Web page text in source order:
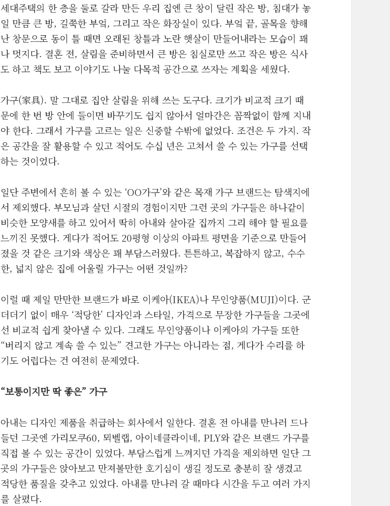
세대주택의 한 층을 둘로 갈라 만든 우리 집엔 큰 창이 달린 작은 방, 침대가 놓
일 만큼 큰 방, 길쭉한 부엌, 그리고 작은 화장실이 있다. 부엌 끝, 골목을 향해
난 창문으로 동이 틀 때면 오래된 창틀과 노란 햇살이 만들어내라는 모습이 꽤
나 멋지다. 결혼 전, 살림을 준비하면서 큰 방은 침실로만 쓰고 작은 방은 식사
도 하고 책도 보고 이야기도 나눌 다목적 공간으로 쓰자는 계획을 세웠다.
가구(家具). 말 그대로 집안 살림을 위해 쓰는 도구다. 크기가 비교적 크기 때
문에 한 번 방 안에 들이면 바꾸기도 쉽지 않아서 얼마간은 꼼짝없이 함께 지내
야 한다. 그래서 가구를 고르는 일은 신중할 수밖에 없었다. 조건은 두 가지. 작
은 공간을 잘 활용할 수 있고 적어도 수십 년은 고쳐서 쓸 수 있는 가구를 선택
하는 것이었다.
일단 주변에서 흔히 볼 수 있는 ‘OO가구’와 같은 목재 가구 브랜드는 탐색지에
서 제외했다. 부모님과 살던 시절의 경험이지만 그런 곳의 가구들은 하나같이
비슷한 모양새를 하고 있어서 딱히 아내와 살아갈 집까지 그리 해야 할 필요를
느끼진 못했다. 게다가 적어도 20평형 이상의 아파트 평면을 기준으로 만들어
졌을 것 같은 크기와 색상은 꽤 부담스러웠다. 튼튼하고, 복잡하지 않고, 수수
한, 넓지 않은 집에 어울릴 가구는 어떤 것일까?
이럴 때 제일 만만한 브랜드가 바로 이케아(IKEA)나 무인양품(MUJI)이다. 군
더더기 없이 매우 ‘적당한’ 디자인과 스타일, 가격으로 무장한 가구들을 그곳에
선 비교적 쉽게 찾아낼 수 있다. 그래도 무인양품이나 이케아의 가구들 또한
“버리지 않고 계속 쓸 수 있는” 견고한 가구는 아니라는 점, 게다가 수리를 하
기도 어렵다는 건 여전히 문제였다.
“보통이지만 딱 좋은” 가구
아내는 디자인 제품을 취급하는 회사에서 일한다. 결혼 전 아내를 만나러 드나
들던 그곳엔 가리모쿠60, 뫼벨랩, 아이네클라이네, PLY와 같은 브랜드 가구를
직접 볼 수 있는 공간이 있었다. 부담스럽게 느껴지던 가격을 제외하면 일단 그
곳의 가구들은 앉아보고 만져볼만한 호기심이 생길 정도로 충분히 잘 생겼고
적당한 품질을 갖추고 있었다. 아내를 만나러 갈 때마다 시간을 두고 여러 가지
를 살폈다.